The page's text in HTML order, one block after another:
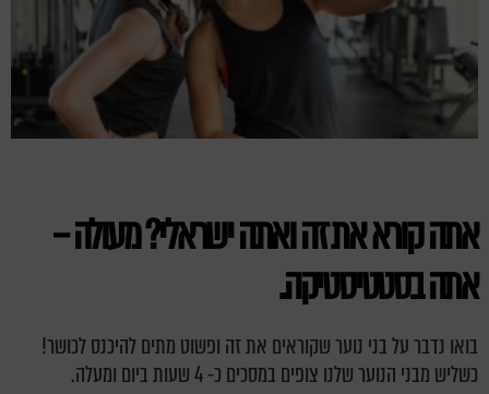
אתה קורא את זה ואתה ישראלי? מעולה –
אתה בסטטיסטיקה.
בואו נדבר על בני נוער שקוראים את זה ופשוט מתים להיכנס לכושר!
כשליש מבני הנוער שלנו צופים במסכים כ- 4 שעות ביום ומעלה.